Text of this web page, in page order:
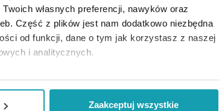
własnych preferencji, nawyków oraz
Część z plików jest nam dodatkowo niezbędna
od funkcji, dane o tym jak korzystasz z naszej
i analitycznych.
funkcje, z którymi wiąże się zbieranie danych o
Zaakceptuj wszystkie